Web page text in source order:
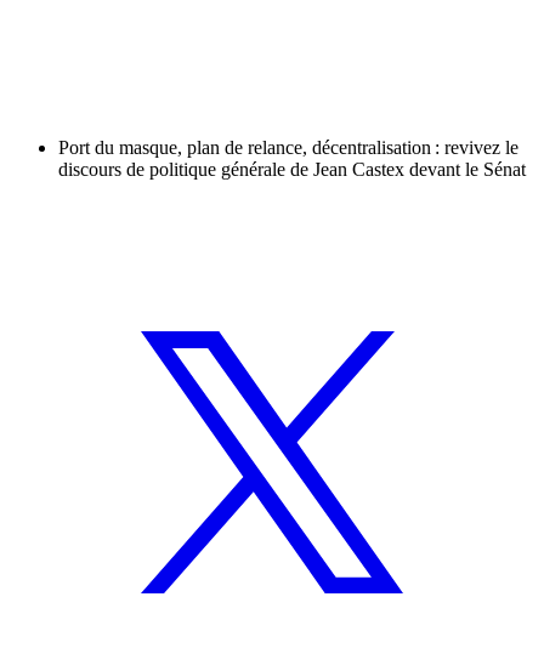
Port du masque, plan de relance, décentralisation : revivez le
discours de politique générale de Jean Castex devant le Sénat